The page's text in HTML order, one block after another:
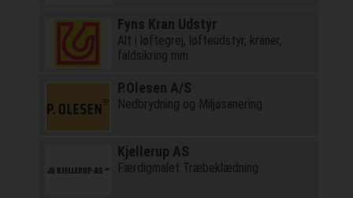
Fyns Kran Udstyr
Alt i løftegrej, løfteudstyr, kraner,
faldsikring mm.
P.Olesen A/S
Nedbrydning og Miljøsanering
Kjellerup AS
Færdigmalet Træbeklædning